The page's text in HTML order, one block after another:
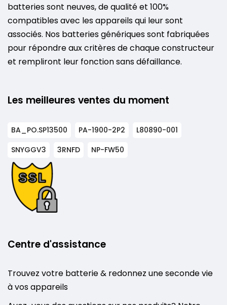
batteries sont neuves, de qualité et 100%
compatibles avec les appareils qui leur sont
associés. Nos batteries génériques sont fabriquées
pour répondre aux critères de chaque constructeur
et rempliront leur fonction sans défaillance.
Les meilleures ventes du moment
BA_PO.SP13500 PA-1900-2P2
L80890-001
SNYGGV3
3RNFD NP-FW50
Centre d'assistance
Trouvez votre batterie & redonnez une seconde vie
à vos appareils